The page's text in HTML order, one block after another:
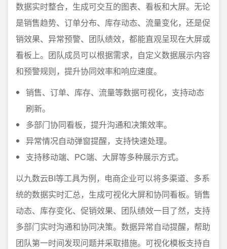
数据实时整合，生成可交互的图表、看板和大屏。无论
是销售趋势、订单分布、库存动态、流量变化，还是促
销效果、异常预警、团队绩效，都能直观呈现在大屏或
看板上。团队成员可以根据需求，自定义数据展示内容
和预警规则，提升协同效率和响应速度。
销售、订单、库存、流量等数据可视化，支持动态
刷新。
多部门协同看板，提升沟通和决策效率。
异常情况自动弹窗提醒，支持快速处理。
支持移动端、PC端、大屏等多种展示方式。
以九数云BI等工具为例，电商企业可以将多渠道、多系
统的数据实时汇总，生成可视化大屏和协同看板。销售
动态、库存变化、促销效果、团队绩效一目了然，支持
多部门实时沟通和协同决策。数据异常自动提醒，帮助
团队第一时间发现问题并采取措施。可视化模板支持自